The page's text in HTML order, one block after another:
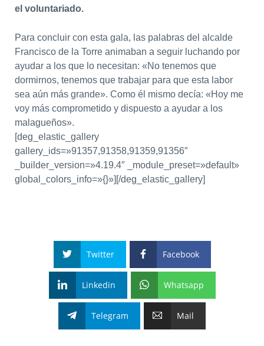
el voluntariado.
Para concluir con esta gala, las palabras del alcalde
Francisco de la Torre animaban a seguir luchando por
ayudar a los que lo necesitan: «No tenemos que
dormirnos, tenemos que trabajar para que esta labor
sea aún más grande». Como él mismo decía: «Hoy me
voy más comprometido y dispuesto a ayudar a los
malagueños».
[deg_elastic_gallery
gallery_ids=»91357,91358,91359,91356″
_builder_version=»4.19.4″ _module_preset=»default»
global_colors_info=»{}»][/deg_elastic_gallery]
Twitter Facebook
Linkedin Whatsapp
Telegram Mail